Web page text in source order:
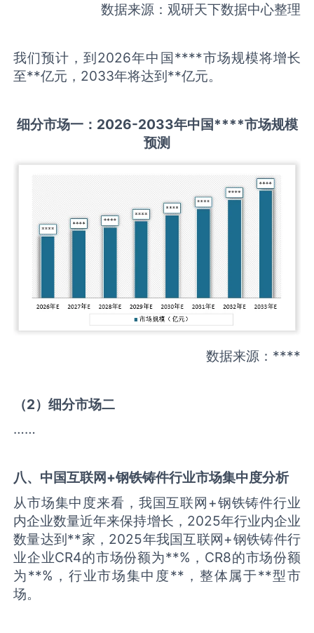
数据来源：观研天下数据中心整理
我们预计，到2026年中国****市场规模将增长
至**亿元，2033年将达到**亿元。
细分市场一： 2026-2033年中国****市场规模
预测
数据来源：****
（2）细分市场二
……
八、中国互联网+钢铁铸件行业市场集中度分析
从市场集中度来看，我国互联网+钢铁铸件行业
内企业数量近年来保持增长，2025年行业内企业
数量达到**家，2025年我国互联网+钢铁铸件行
业企业CR4的市场份额为**%，CR8的市场份额
为**%，行业市场集中度**，整体属于**型市
场。